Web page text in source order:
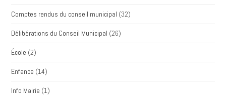
Comptes rendus du conseil municipal (32)
Délibérations du Conseil Municipal (26)
École (2)
Enfance (14)
Info Mairie (1)